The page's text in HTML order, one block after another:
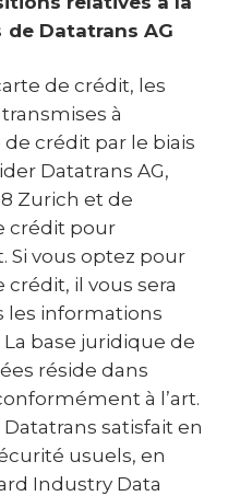
Datatrans AG
de crédit, les
à
crédit par le biais
Datatrans AG,
Zurich et de
crédit pour
Si vous optez pour
il vous sera
les informations
base juridique de
réside dans
à l’art.
Datatrans satisfait en
usuels, en
Industry Data